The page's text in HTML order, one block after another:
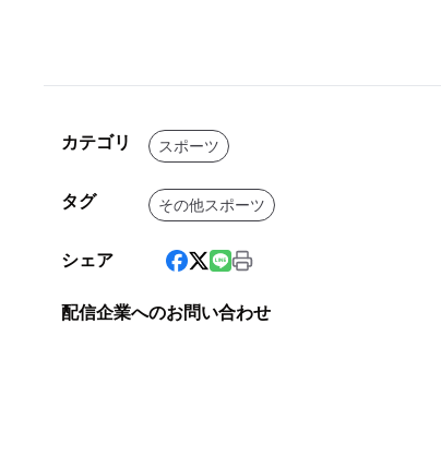
カテゴリ スポーツ
タグ その他スポーツ
シェア
配信企業へのお問い合わせ